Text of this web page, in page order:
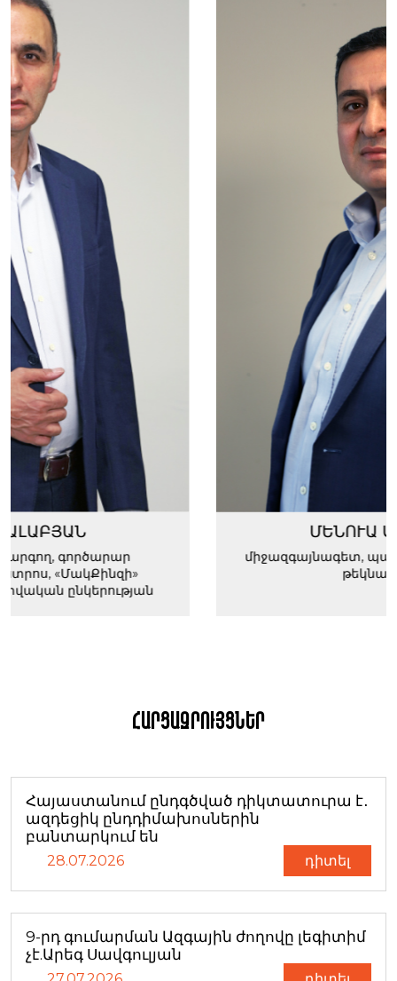
ՄԵՆՈՒԱ ՍՈՂՈՄՈՆՅԱՆ
միջազգայնագետ, պատմական
Հարցազրույցներ
Հայաստանում ընդգծված դիկտատուրա է․
ազդեցիկ ընդդիմախոսներին
բանտարկում են
28.07.2026 դիտել
9-րդ գումարման Ազգային ժողովը լեգիտիմ
չէ.Արեգ Սավգուլյան